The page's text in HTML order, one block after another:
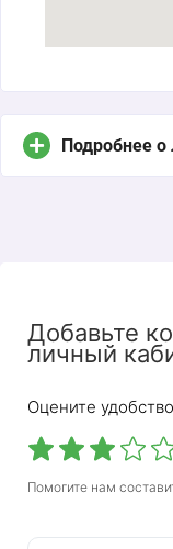
Подробнее
Добавьте
личный
Оцените
Помогите нам